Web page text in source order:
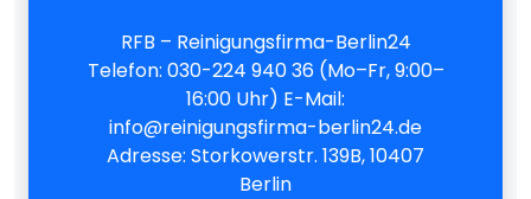
RFB – Reinigungsfirma-Berlin24
Telefon: 030-224 940 36 (Mo–Fr, 9:00–
16:00 Uhr) E-Mail:
info@reinigungsfirma-berlin24.de
Adresse: Storkowerstr. 139B, 10407
Berlin